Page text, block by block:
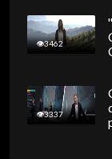
3462
3337